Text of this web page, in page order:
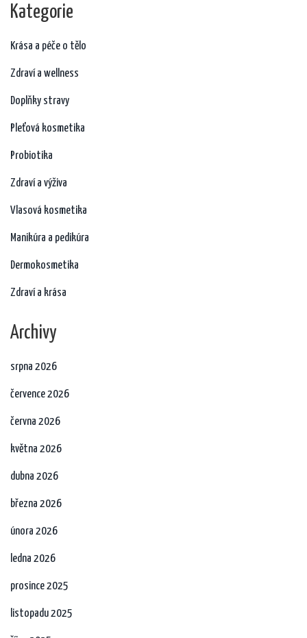
Kategorie
Krása a péče o tělo
Zdraví a wellness
Doplňky stravy
Pleťová kosmetika
Probiotika
Zdraví a výživa
Vlasová kosmetika
Manikúra a pedikúra
Dermokosmetika
Zdraví a krása
Archivy
srpna 2026
července 2026
června 2026
května 2026
dubna 2026
března 2026
února 2026
ledna 2026
prosince 2025
listopadu 2025